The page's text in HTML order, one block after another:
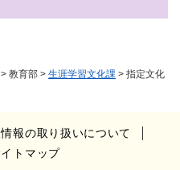
> 教育部 > 生涯学習文化課 > 指定文化
報の取り扱いについて
トマップ